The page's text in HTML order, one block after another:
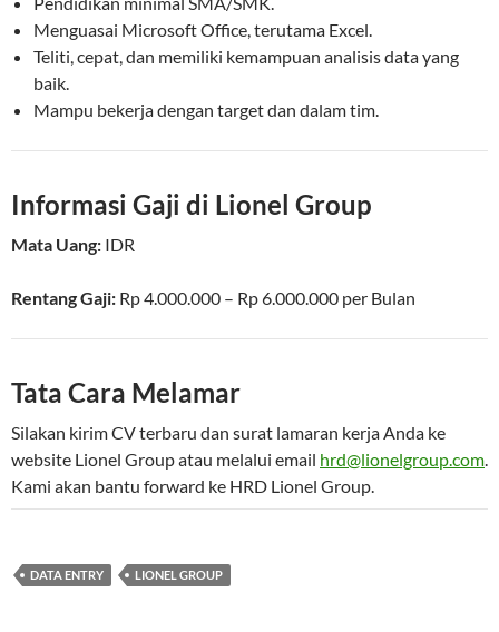
Menguasai Microsoft Office, terutama Excel.
Teliti, cepat, dan memiliki kemampuan analisis data yang
baik.
Mampu bekerja dengan target dan dalam tim.
Informasi Gaji di Lionel Group
Mata Uang: IDR
Rentang Gaji: Rp4.000.000 – Rp6.000.000 per Bulan
Tata Cara Melamar
Silakan kirim CV terbaru dan surat lamaran kerja Anda ke
website Lionel Group atau melalui email hrd@lionelgroup.com.
Kami akan bantu forward ke HRD Lionel Group.
DATA ENTRY LIONEL GROUP